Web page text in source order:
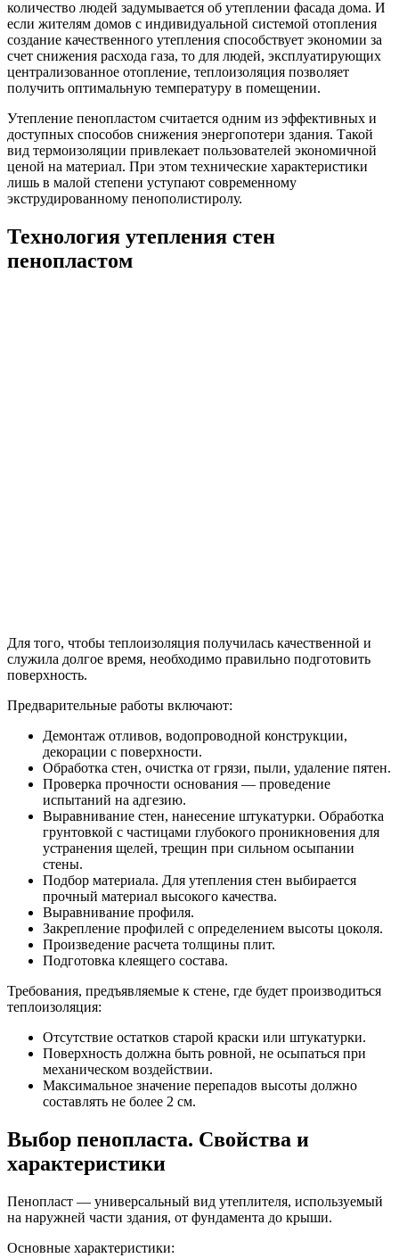
количество людей задумывается об утеплении фасада дома. И
если жителям домов с индивидуальной системой отопления
создание качественного утепления способствует экономии за
счет снижения расхода газа, то для людей, эксплуатирующих
централизованное отопление, теплоизоляция позволяет
получить оптимальную температуру в помещении.
Утепление пенопластом считается одним из эффективных и
доступных способов снижения энергопотери здания. Такой
вид термоизоляции привлекает пользователей экономичной
ценой на материал. При этом технические характеристики
лишь в малой степени уступают современному
экструдированному пенополистиролу.
Технология утепления стен
пенопластом
Для того, чтобы теплоизоляция получилась качественной и
служила долгое время, необходимо правильно подготовить
поверхность.
Предварительные работы включают:
Демонтаж отливов, водопроводной конструкции,
декорации с поверхности.
Обработка стен, очистка от грязи, пыли, удаление пятен.
Проверка прочности основания — проведение
испытаний на адгезию.
Выравнивание стен, нанесение штукатурки. Обработка
грунтовкой с частицами глубокого проникновения для
устранения щелей, трещин при сильном осыпании
стены.
Подбор материала. Для утепления стен выбирается
прочный материал высокого качества.
Выравнивание профиля.
Закрепление профилей с определением высоты цоколя.
Произведение расчета толщины плит.
Подготовка клеящего состава.
Требования, предъявляемые к стене, где будет производиться
теплоизоляция:
Отсутствие остатков старой краски или штукатурки.
Поверхность должна быть ровной, не осыпаться при
механическом воздействии.
Максимальное значение перепадов высоты должно
составлять не более 2 см.
Выбор пенопласта. Свойства и
характеристики
Пенопласт — универсальный вид утеплителя, используемый
на наружней части здания, от фундамента до крыши.
Основные характеристики: